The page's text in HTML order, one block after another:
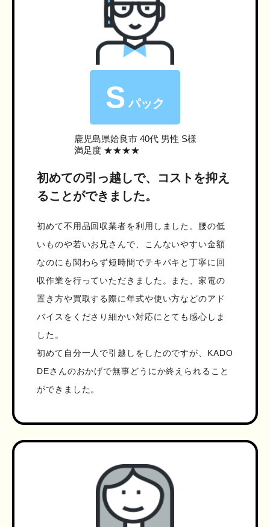
S パック
鹿児島県姶良市40代 男性 S様
満足度 ★★★★
初めての引っ越しで、コストを抑え
ることができました。
初めて不用品回収業者を利用しました。腰の低
いものや若いお兄さんで、こんないやすい金額
なのにも関わらず短時間でテキパキと丁寧に回
収作業を行っていただきました。また、家電の
置き方や買取する際に年式や使い方などのアド
バイスをくださり細かい対応にとても感心しま
した。
初めて自分一人で引越しをしたのですが、KADO
DEさんのおかげで無事どうにか終えられること
ができました。